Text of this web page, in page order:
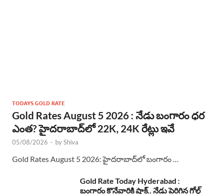
TODAYS GOLD RATE
Gold Rates August 5 2026 : నేడు బంగారం ధర
ఎంత? హైదరాబాద్‌లో 22K, 24K రేట్లు ఇవే
05/08/2026 - byShiva
Gold Rates August 5 2026: హైదరాబాద్‌లో బంగారం …
Gold Rate Today Hyderabad :
బంగారం కొనేవారికి షాక్.. నేడు పెరిగిన గోల్డ్